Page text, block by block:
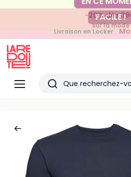
-20% dès
sur la mode
FACILE !
Livraison en Locker
pour vos petits
Menu
Redoute
Rechercher
vus